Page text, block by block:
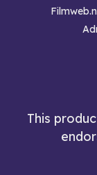
This